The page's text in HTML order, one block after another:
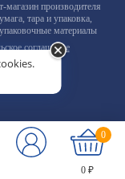
0 ₽
0
производителя
тара и упаковка,
материалы
соглашение